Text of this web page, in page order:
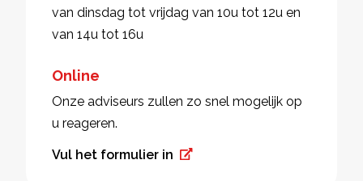
van dinsdag tot vrijdag van 10u tot 12u en
van 14u tot 16u
Online
Onze adviseurs zullen zo snel mogelijk op
u reageren.
Vul het formulier in